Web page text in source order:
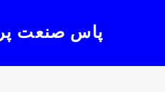
پاس صنعت